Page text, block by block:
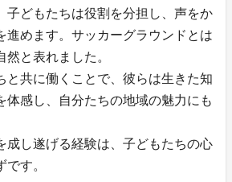
子どもたちは役割を分担し、声をか
進めます。サッカーグラウンドとは
然と表れました。
と共に働くことで、彼らは生きた知
体感し、自分たちの地域の魅力にも
成し遂げる経験は、子どもたちの心
す。